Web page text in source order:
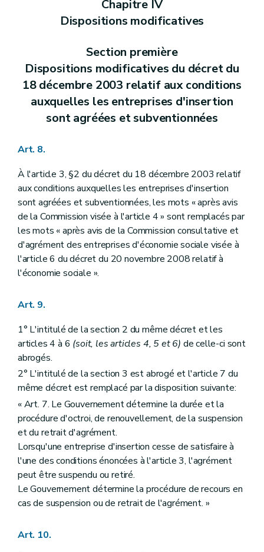
Chapitre IV
Dispositions modificatives
Section première
Dispositions modificatives du décret du
18 décembre 2003 relatif aux conditions
auxquelles les entreprises d'insertion
sont agréées et subventionnées
Art. 8.
À l'article 3, §2 du décret du 18 décembre 2003 relatif
aux conditions auxquelles les entreprises d'insertion
sont agréées et subventionnées, les mots « après avis
de la Commission visée à l'article 4 » sont remplacés par
les mots « après avis de la Commission consultative et
d'agrément des entreprises d'économie sociale visée à
l'article 6 du décret du 20 novembre 2008 relatif à
l'économie sociale ».
Art. 9.
1° L'intitulé de la section 2 du même décret et les
articles 4 à 6 (soit, les articles 4, 5 et 6) de celle-ci sont
abrogés.
2° L'intitulé de la section 3 est abrogé et l'article 7 du
même décret est remplacé par la disposition suivante:
« Art. 7. Le Gouvernement détermine la durée et la
procédure d'octroi, de renouvellement, de la suspension
et du retrait d'agrément.
Lorsqu'une entreprise d'insertion cesse de satisfaire à
l'une des conditions énoncées à l'article 3, l'agrément
peut être suspendu ou retiré.
Le Gouvernement détermine la procédure de recours en
cas de suspension ou de retrait de l'agrément. »
Art. 10.